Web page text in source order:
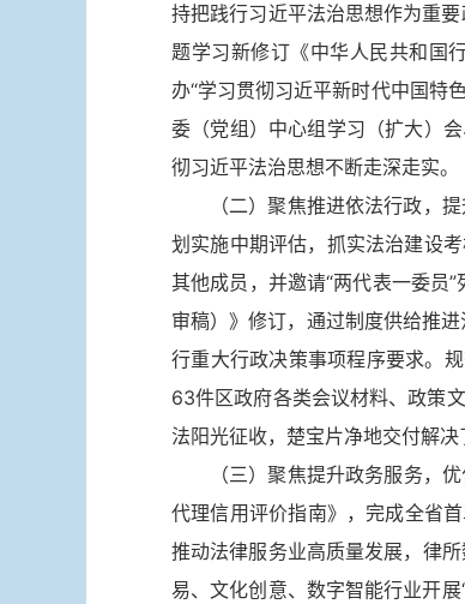
持把践行习近平法治思想作为重
题学习新修订《中华人民共和国
办“学习贯彻习近平新时代中国特
委（党组）中心组学习（扩大）
彻习近平法治思想不断走深走实。
（二）聚焦推进依法行政，
划实施中期评估，抓实法治建设
其他成员，并邀请“两代表一委员
审稿）》修订，通过制度供给推
行重大行政决策事项程序要求。
63件区政府各类会议材料、政策
法阳光征收，楚宝片净地交付解决
（三）聚焦提升政务服务，
代理信用评价指南》，完成全省
推动法律服务业高质量发展，律
易、文化创意、数字智能行业开